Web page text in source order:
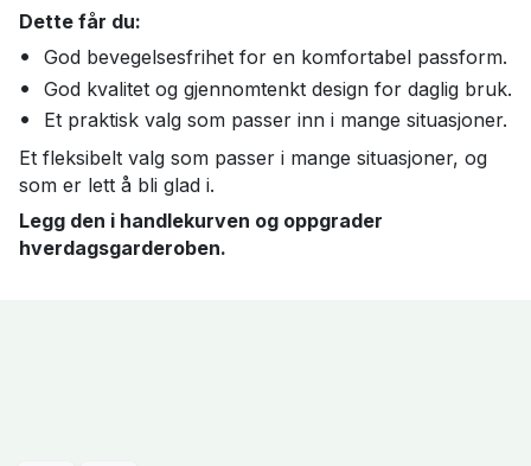
Dette får du:
God bevegelsesfrihet for en komfortabel passform.
God kvalitet og gjennomtenkt design for daglig bruk.
Et praktisk valg som passer inn i mange situasjoner.
Et fleksibelt valg som passer i mange situasjoner, og
som er lett å bli glad i.
Legg den i handlekurven og oppgrader
hverdagsgarderoben.